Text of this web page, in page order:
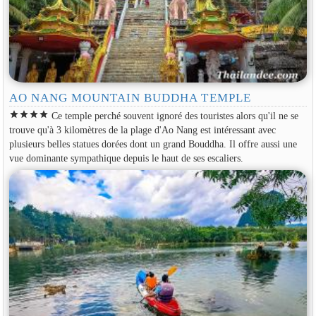
AO NANG MOUNTAIN BUDDHA TEMPLE
starstarstarstar Ce temple perché souvent ignoré des touristes alors qu'il ne se
trouve qu'à 3 kilomètres de la plage d'Ao Nang est intéressant avec
plusieurs belles statues dorées dont un grand Bouddha. Il offre aussi une
vue dominante sympathique depuis le haut de ses escaliers.